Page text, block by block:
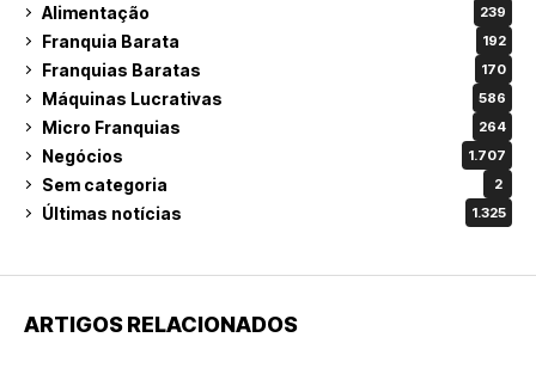
Alimentação 239
Franquia Barata 192
Franquias Baratas 170
Máquinas Lucrativas 586
Micro Franquias 264
Negócios 1.707
Sem categoria 2
Últimas notícias 1.325
ARTIGOS RELACIONADOS